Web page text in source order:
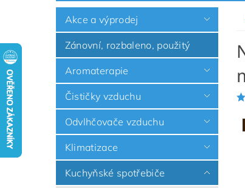
Akce a výprodej
Zánovní, rozbaleno, použitý
Aromaterapie
Čističky vzduchu
Odvlhčovače vzduchu
Klimatizace
Kuchyňské spotřebiče